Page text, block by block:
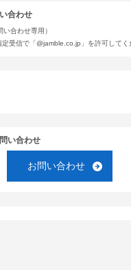
合わせ
い合わせ専用）
受信で「@jamble.co.jp」を許可してく
い合わせ
お問い合わせ